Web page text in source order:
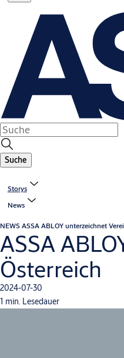
Suche
Storys
News
NEWS ASSA ABLOY unterzeichnet
ASSA
Österreich
2024-07-30
1 min. Lesedauer